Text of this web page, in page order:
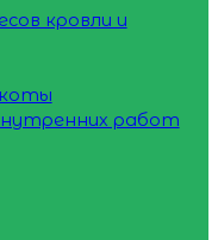
кровли и
работ